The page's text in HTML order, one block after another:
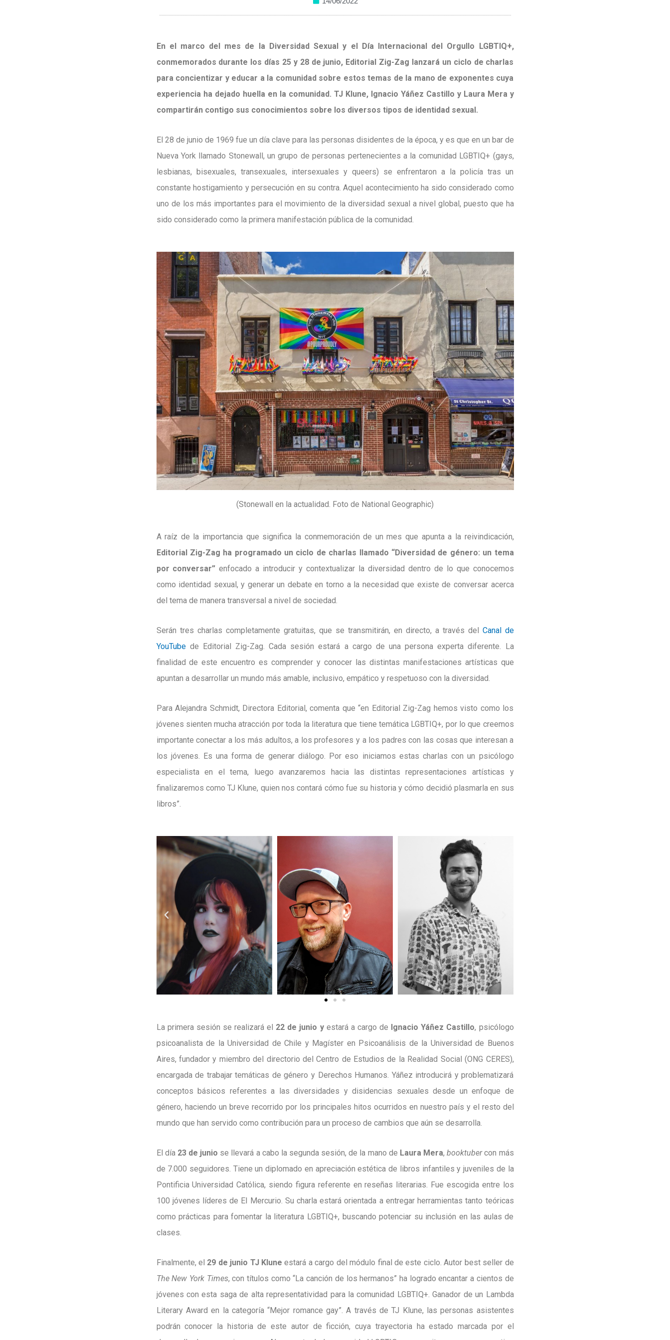
En el marco del mes de la Diversidad Sexual y el Día Internacional del Orgullo LGBTIQ+,
conmemorados durante los días 25 y 28 de junio, Editorial Zig-Zag lanzará un ciclo de charlas
para concientizar y educar a la comunidad sobre estos temas de la mano de exponentes cuya
experiencia ha dejado huella en la comunidad. TJ Klune, Ignacio Yáñez Castillo y Laura Mera y
compartirán contigo sus conocimientos sobre los diversos tipos de identidad sexual.
El 28 de junio de 1969 fue un día clave para las personas disidentes de la época, y es que en un bar de
Nueva York llamado Stonewall, un grupo de personas pertenecientes a la comunidad LGBTIQ+ (gays,
lesbianas, bisexuales, transexuales, intersexuales y queers) se enfrentaron a la policía tras un
constante hostigamiento y persecución en su contra. Aquel acontecimiento ha sido considerado como
uno de los más importantes para el movimiento de la diversidad sexual a nivel global, puesto que ha
sido considerado como la primera manifestación pública de la comunidad.
(Stonewall en la actualidad. Foto de National Geographic)
A raíz de la importancia que significa la conmemoración de un mes que apunta a la reivindicación,
Editorial Zig-Zag ha programado un ciclo de charlas llamado “Diversidad de género: un tema
por conversar” enfocado a introducir y contextualizar la diversidad dentro de lo que conocemos
como identidad sexual, y generar un debate en torno a la necesidad que existe de conversar acerca
del tema de manera transversal a nivel de sociedad.
Serán tres charlas completamente gratuitas, que se transmitirán, en directo, a través del Canal de
YouTubede Editorial Zig-Zag. Cada sesión estará a cargo de una persona experta diferente. La
finalidad de este encuentro es comprender y conocer las distintas manifestaciones artísticas que
apuntan a desarrollar un mundo más amable, inclusivo, empático y respetuoso con la diversidad.
Para Alejandra Schmidt, Directora Editorial, comenta que “en Editorial Zig-Zag hemos visto como los
jóvenes sienten mucha atracción por toda la literatura que tiene temática LGBTIQ+, por lo que creemos
importante conectar a los más adultos, a los profesores y a los padres con las cosas que interesan a
los jóvenes. Es una forma de generar diálogo. Por eso iniciamos estas charlas con un psicólogo
especialista en el tema, luego avanzaremos hacia las distintas representaciones artísticas y
finalizaremos como TJ Klune, quien nos contará cómo fue su historia y cómo decidió plasmarla en sus
libros”.
La primera sesión se realizará el 22 de junio yestará a cargo de Ignacio Yáñez Castillo, psicólogo
psicoanalista de la Universidad de Chile y Magíster en Psicoanálisis de la Universidad de Buenos
Aires, fundador y miembro del directorio del Centro de Estudios de la Realidad Social (ONG CERES),
encargada de trabajar temáticas de género y Derechos Humanos. Yáñez introducirá y problematizará
conceptos básicos referentes a las diversidades y disidencias sexuales desde un enfoque de
género, haciendo un breve recorrido por los principales hitos ocurridos en nuestro país y el resto del
mundo que han servido como contribución para un proceso de cambios que aún se desarrolla.
El día 23 de junio se llevará a cabo la segunda sesión, de la mano de Laura Mera,booktubercon más
de 7.000 seguidores. Tiene un diplomado en apreciación estética de libros infantiles y juveniles de la
Pontificia Universidad Católica, siendo figura referente en reseñas literarias. Fue escogida entre los
100 jóvenes líderes de El Mercurio. Su charla estará orientada a entregar herramientas tanto teóricas
como prácticas para fomentar la literatura LGBTIQ+, buscando potenciar su inclusión en las aulas de
clases.
Finalmente, el 29 de junio TJ Klune estará a cargo del módulo final de este ciclo. Autor best seller de
The New York Times, con títulos como “La canción de los hermanos” ha logrado encantar a cientos de
jóvenes con esta saga de alta representatividad para la comunidad LGBTIQ+. Ganador de un Lambda
Literary Award en la categoría “Mejor romance gay”. A través de TJ Klune, las personas asistentes
podrán conocer la historia de este autor de ficción, cuya trayectoria ha estado marcada por el